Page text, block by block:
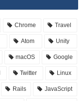
Chrome Travel
Atom Unity
macOS Google
Twitter Linux
Rails JavaScript